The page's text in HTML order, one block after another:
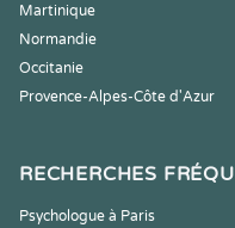
Martinique
Normandie
Occitanie
Provence-Alpes-Côte d'Azur
RECHERCHES
Psychologue à Paris